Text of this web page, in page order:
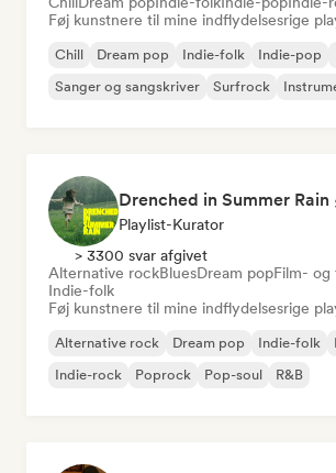
Føj kunstnere til mine indflydelsesrige
Chill Dream pop Indie-folk Indie-pop
Sanger og sangskriver
Surfrock
Drenched in Summer
Playlist-Kurator
> 3300 svar afgivet
Alternative rockBluesDream popFilm- og
Indie-folk
Føj kunstnere til mine indflydelsesrige
Alternative rock Dream pop Indie-folk
Indie-rock
Poprock Pop-soul R&B